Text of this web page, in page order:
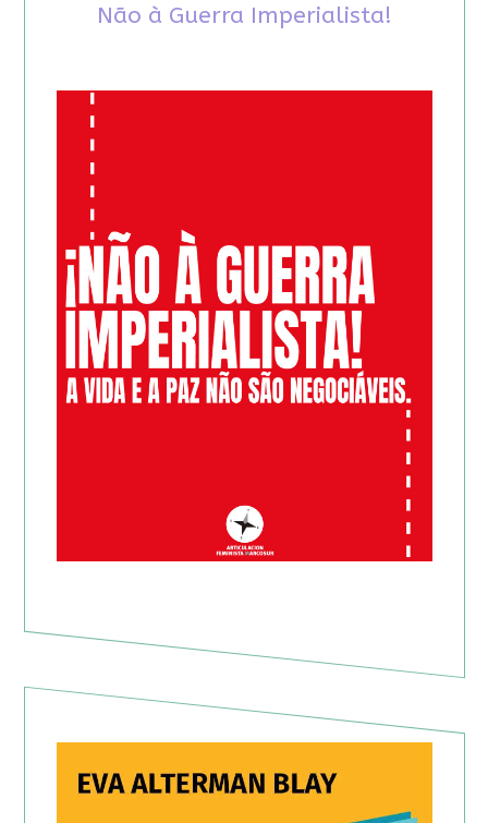
Não à Guerra Imperialista!